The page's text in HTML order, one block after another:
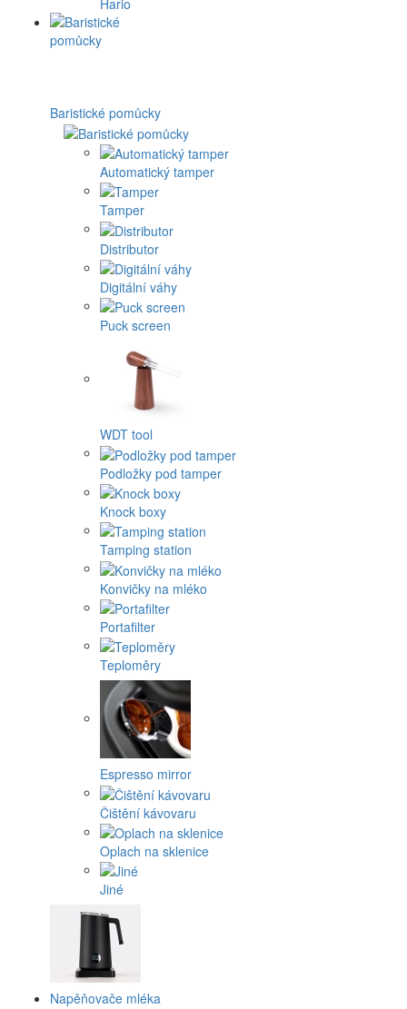
Hario
Baristické pomůcky
Automatický tamper
Tamper
Distributor
Digitální váhy
Puck screen
WDT tool
Podložky pod tamper
Knock boxy
Tamping station
Konvičky na mléko
Portafilter
Teploměry
Espresso mirror
Čištění kávovaru
Oplach na sklenice
Jiné
Napěňovače mléka